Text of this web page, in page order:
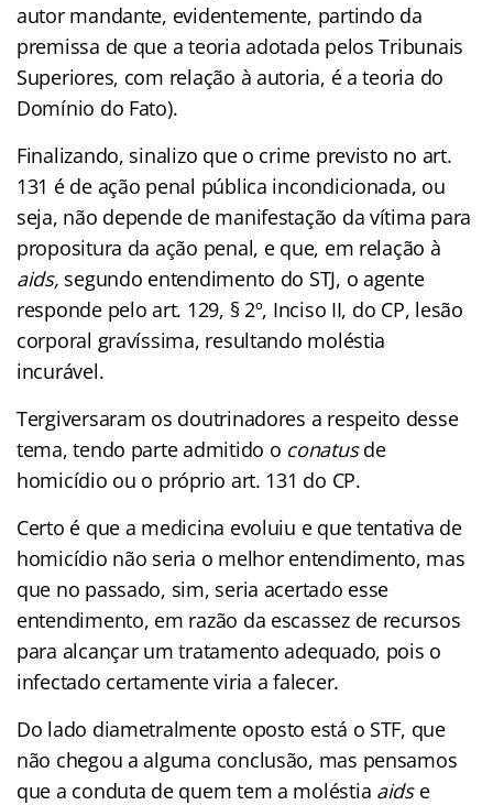
autor mandante, evidentemente, partindo da
premissa de que a teoria adotada pelos Tribunais
Superiores, com relação à autoria, é a teoria do
Domínio do Fato).
Finalizando, sinalizo que o crime previsto no art.
131 é de ação penal pública incondicionada, ou
seja, não depende de manifestação da vítima para
propositura da ação penal, e que, em relação à
aids, segundo entendimento do STJ, o agente
responde pelo art. 129, § 2º, Inciso II, do CP, lesão
corporal gravíssima, resultando moléstia
incurável.
Tergiversaram os doutrinadores a respeito desse
tema, tendo parte admitido o conatusde
homicídio ou o próprio art. 131 do CP.
Certo é que a medicina evoluiu e que tentativa de
homicídio não seria o melhor entendimento, mas
que no passado, sim, seria acertado esse
entendimento, em razão da escassez de recursos
para alcançar um tratamento adequado, pois o
infectado certamente viria a falecer.
Do lado diametralmente oposto está o STF, que
não chegou a alguma conclusão, mas pensamos
que a conduta de quem tem a moléstia aidse